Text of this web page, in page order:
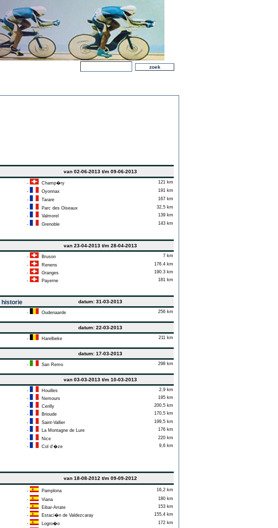
van 02-06-2013 t/m 09-06-2013
- Champ�ry
121 km
- Oyonnax
191 km
- Tarare
167 km
- Parc des Oiseaux
32,5 km
- Valmorel
139 km
- Grenoble
143 km
van 23-04-2013 t/m 28-04-2013
- Bruson
7 km
- Renens
176.4 km
- Granges
190.3 km
- Payerne
181 km
historie datum: 31-03-2013
- Oudenaarde 256 km
datum: 22-03-2013
- Harelbeke 211 km
datum: 17-03-2013
- San Remo 298 km
van 03-03-2013 t/m 10-03-2013
- Houilles
2,9 km
- Nemours
195 km
- Cerilly
200,5 km
- Brioude
170,5 km
- Saint-Vallier
199,5 km
- La Montagne de Lure
176 km
- Nice
220 km
- Col d'�ze
9,6 km
van 18-08-2012 t/m 09-09-2012
- Pamplona
16,2 km
- Viana
180 km
- Eibar-Arrate
153 km
- Estaci�n de Valdezcaray
155,4 km
- Logro�o
172 km